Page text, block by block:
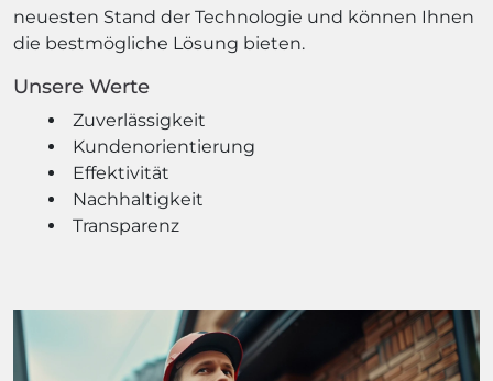
neuesten Stand der Technologie und können Ihnen
die bestmögliche Lösung bieten.
Unsere Werte
Zuverlässigkeit
Kundenorientierung
Effektivität
Nachhaltigkeit
Transparenz